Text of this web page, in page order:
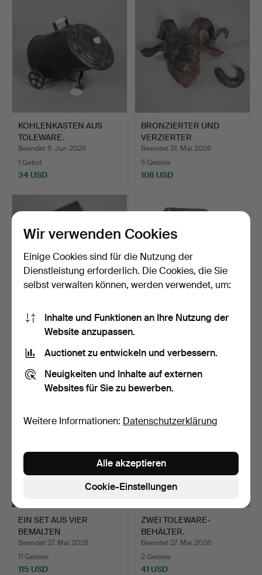
KOHLENKASTEN AUS
TOLEWARE.
Beendet 5. Jun 2026
1 Gebot
34 USD
BRONZIERTER UND
VERZIERTER
WIDDERKOPF AUS …
Beendet 31. Mai 2026
5 Gebote
108 USD
GUSSEISENPLAKETTE
MIT PFERDEKOPF.
2 Gebote
41 USD
WANDPLAKETTE MIT
34 USD
EIN SET AUS VIER
BEMALTEN
PFERDEKÖPFEN AUS…
Beendet 27. Mai 2026
11 Gebote
115 USD
ZWEI TOLEWARE-
BEHÄLTER.
Beendet 27. Mai 2026
2 Gebote
41 USD
Wir verwenden Cookies
Einige Cookies sind für die Nutzung der
Dienstleistung erforderlich. Die Cookies, die Sie
selbst verwalten können, werden verwendet, um:
Inhalte und Funktionen an Ihre Nutzung der
Website anzupassen.
Auctionet zu entwickeln und verbessern.
Neuigkeiten und Inhalte auf externen
Websites für Sie zu bewerben.
Weitere Informationen: Datenschutzerklärung
Cookie-Einstellungen
Alle akzeptieren